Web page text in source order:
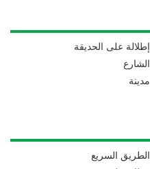
إطلالة على الحديقة
الشارع
مدينة
الطريق السريع